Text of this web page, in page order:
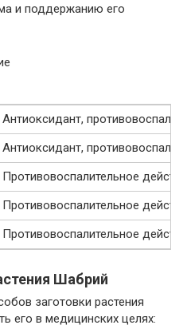
и поддержанию его
Антиоксидант,
Антиоксидант,
Противовоспалительное
Противовоспалительное
Противовоспалительное
Шабрий
заготовки растения
его в медицинских целях: